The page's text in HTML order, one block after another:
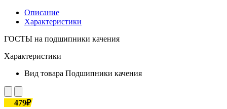
Описание
Характеристики
ГОСТЫ на подшипники качения
Характеристики
Вид товара Подшипники качения
479₽